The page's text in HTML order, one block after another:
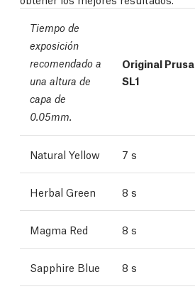
Tiempo de
exposición
recomendado a
una altura de
capa de
0.05mm.
Original Prusa
SL1
Natural Yellow 7 s
Herbal Green 8 s
Magma Red 8 s
Sapphire Blue 8 s